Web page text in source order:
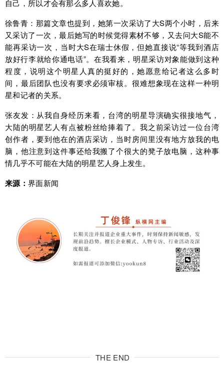
自己，所以才会有那么多人喜欢她。
徐鲁青：那篇文章也提到，她第一次采访了大S两个小时，后来
又采访了一次，最后她写的时候觉得素材不够，又去问大S能不
能再采访一次，当时大S在瑞士休假，但她直接说“等我到酒店
放好行李就给你通电话”。在我看来，明星采访对象能做到这种
程度，说明这个明星人真的挺好的，她愿意给记者这么多时
间，最后团队也没有要求必须审核。很难想象现在这样一种明
星和记者的关系。
张友发：从我自身经历来看，台湾的明星导演确实很接地气，
大陆的明星艺人有点被粉丝给捧着了。我之前采访过一位台湾
创作者，要到他在的酒店采访，当时房间里没有地方放我的电
脑，他注意到这件事还给我搬了个很大的凳子放电脑，这种事
情几乎不可能在大陆的明星艺人身上发生。
来源： 界面新闻
THE END